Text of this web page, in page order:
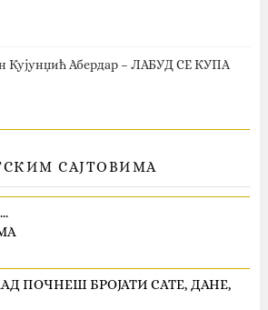
Кујунџић Абердар – ЛАБУД СЕ КУПА
САЈТОВИМА
ПОЧНЕШ БРОЈАТИ САТЕ, ДАНЕ,